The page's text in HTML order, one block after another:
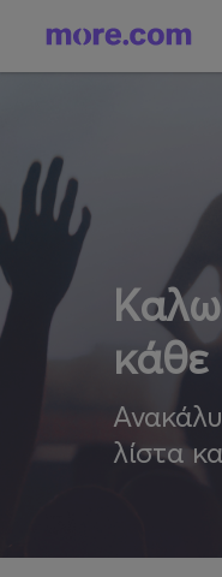
κάθε
λίστα